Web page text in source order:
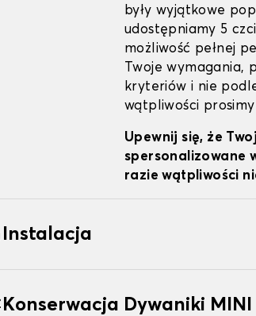
były wyjątkowe
udostępniamy 5
możliwość pełnej
Twoje wymagania,
kryteriów i nie
wątpliwości
Upewnij się, że
spersonalizowane
razie wątpliwości
Instalacja
Konserwacja Dywaniki MINI